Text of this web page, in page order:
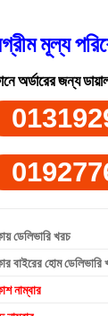
মূল্য
অর্ডারের জন্য
ডেলিভারি খরচ
বাইরের হোম
নাম্বার